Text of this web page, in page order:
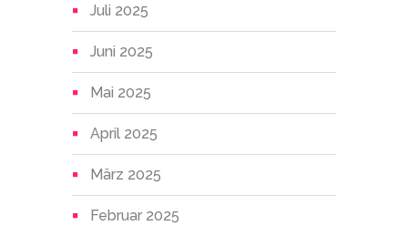
Juli 2025
Juni 2025
Mai 2025
April 2025
März 2025
Februar 2025